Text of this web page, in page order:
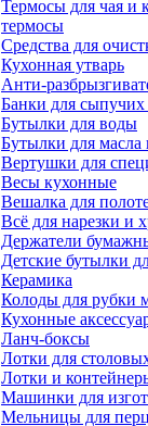
Термосы для чая и
термосы
Средства для
Кухонная утварь
Анти-
Банки для сыпучих
Бутылки для воды
Бутылки для масла
Вертушки для
Весы кухонные
Вешалка для
Всё для нарезки и
Держатели
Детские бутылки
Керамика
Колоды для рубки
Кухонные
Ланч-боксы
Лотки для
Лотки и
Машинки для
Мельницы для